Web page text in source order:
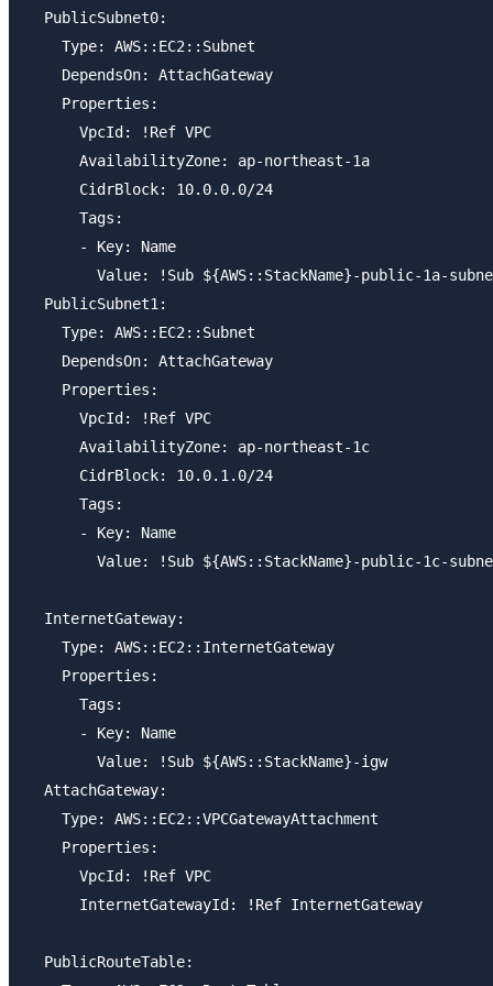
  PublicSubnet0:
    Type: AWS::EC2::Subnet
    DependsOn: AttachGateway
    Properties:
      VpcId: !Ref VPC
      AvailabilityZone: ap-northeast-1a
      CidrBlock: 10.0.0.0/24
      Tags:
      - Key: Name
Value: !Sub ${AWS::StackName}-public-1a-
  PublicSubnet1:
    Type: AWS::EC2::Subnet
    DependsOn: AttachGateway
    Properties:
      VpcId: !Ref VPC
      AvailabilityZone: ap-northeast-1c
      CidrBlock: 10.0.1.0/24
      Tags:
      - Key: Name
Value: !Sub ${AWS::StackName}-public-1c-
  InternetGateway:
    Type: AWS::EC2::InternetGateway
    Properties:
      Tags:
      - Key: Name
        Value: !Sub ${AWS::StackName}-igw
  AttachGateway:
    Type: AWS::EC2::VPCGatewayAttachment
    Properties:
      VpcId: !Ref VPC
      InternetGatewayId: !Ref InternetGateway
  PublicRouteTable: